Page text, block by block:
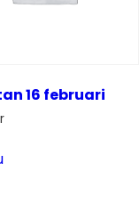
16 februari